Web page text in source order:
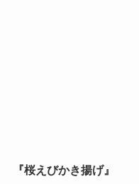
『桜えびかき揚げ』